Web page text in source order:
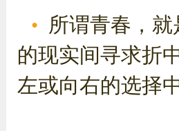
所谓青春，
的现实间寻求折
左或向右的选择